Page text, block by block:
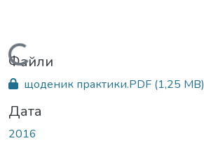
Вантажиться...
Файли
щоденик практики.PDF (1,25 MB)
Дата
2016